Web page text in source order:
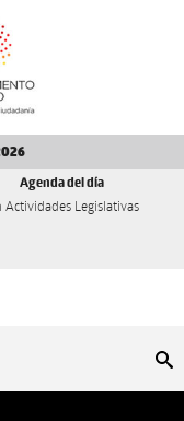
Agenda del día
Actividades Legislativas